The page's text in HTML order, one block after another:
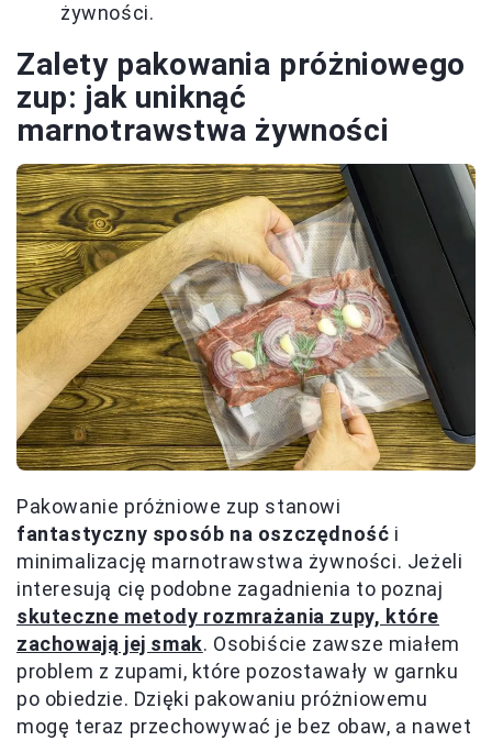
żywności.
Zalety pakowania próżniowego
zup: jak uniknąć
marnotrawstwa żywności
Pakowanie próżniowe zup stanowi
fantastyczny sposób na oszczędność i
minimalizację marnotrawstwa żywności. Jeżeli
interesują cię podobne zagadnienia to poznaj
skuteczne metody rozmrażania zupy, które
zachowają jej smak. Osobiście zawsze miałem
problem z zupami, które pozostawały w garnku
po obiedzie. Dzięki pakowaniu próżniowemu
mogę teraz przechowywać je bez obaw, a nawet